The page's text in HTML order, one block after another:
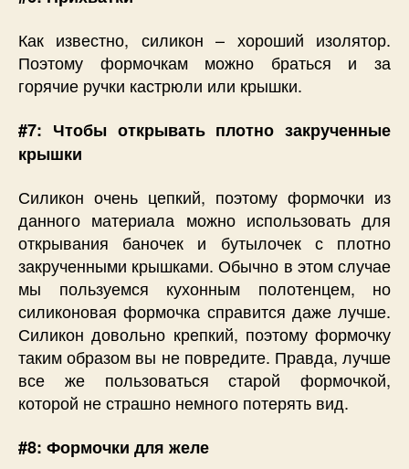
Как известно, силикон – хороший изолятор.
Поэтому формочкам можно браться и за
горячие ручки кастрюли или крышки.
#7: Чтобы открывать плотно закрученные
крышки
Силикон очень цепкий, поэтому формочки из
данного материала можно использовать для
открывания баночек и бутылочек с плотно
закрученными крышками. Обычно в этом случае
мы пользуемся кухонным полотенцем, но
силиконовая формочка справится даже лучше.
Силикон довольно крепкий, поэтому формочку
таким образом вы не повредите. Правда, лучше
все же пользоваться старой формочкой,
которой не страшно немного потерять вид.
#8: Формочки для желе